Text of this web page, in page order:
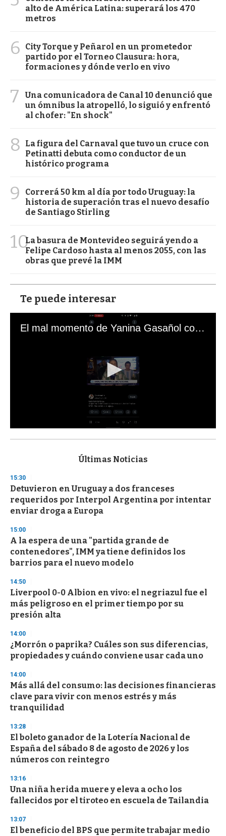
alto de América Latina: superará los 470
metros
6
City Torque y Peñarol en un prometedor
partido por el Torneo Clausura: hora,
formaciones y dónde verlo en vivo
7
Una comunicadora de Canal 10 denunció que
un ómnibus la atropelló, lo siguió y enfrentó
al chofer: "En shock"
8
La figura del Carnaval que tuvo un cruce con
Petinatti debuta como conductor de un
histórico programa
9
Correrá 50 km al día por todo Uruguay: la
historia de superación tras el nuevo desafío
de Santiago Stirling
10La basura de Montevideo seguirá yendo a
Felipe Cardoso hasta al menos 2055, con las
obras que prevé la IMM
Te puede interesar
El mal momento de Yanina Gasañol con un hincha argentino en "Subrayado"
s
d
s
o
f
3
s
e
c
o
n
Últimas Noticias
15:30
Detuvieron en Uruguay a dos franceses
requeridos por Interpol Argentina por intentar
enviar droga a Europa
15:00
A la espera de una "partida grande de
contenedores", IMM ya tiene definidos los
barrios para el nuevo modelo
14:50
Liverpool 0-0 Albion en vivo: el negriazul fue el
más peligroso en el primer tiempo por su
presión alta
14:00
¿Morrón o paprika? Cuáles son sus diferencias,
propiedades y cuándo conviene usar cada uno
14:00
Más allá del consumo: las decisiones financieras
clave para vivir con menos estrés y más
tranquilidad
13:28
El boleto ganador de la Lotería Nacional de
España del sábado 8 de agosto de 2026 y los
números con reintegro
13:16
Una niña herida muere y eleva a ocho los
fallecidos por el tiroteo en escuela de Tailandia
13:07
El beneficio del BPS que permite trabajar medio